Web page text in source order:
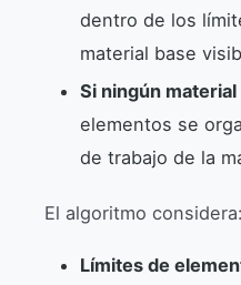
dentro de los
material base
Si ningún
elementos se
de trabajo de la
El algoritmo considera:
Límites de